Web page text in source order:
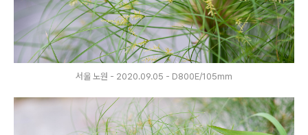
서울 노원 - 2020.09.05 - D800E/105mm